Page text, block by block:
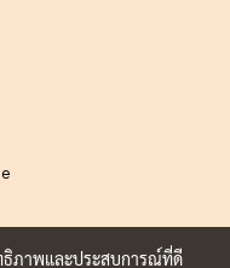
ธิภาพและประสบการณ์ที่ดี